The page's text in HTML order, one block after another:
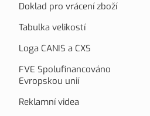
Doklad pro vrácení zboží
Tabulka velikostí
Loga CANIS a CXS
FVE Spolufinancováno
Evropskou unií
Reklamní videa